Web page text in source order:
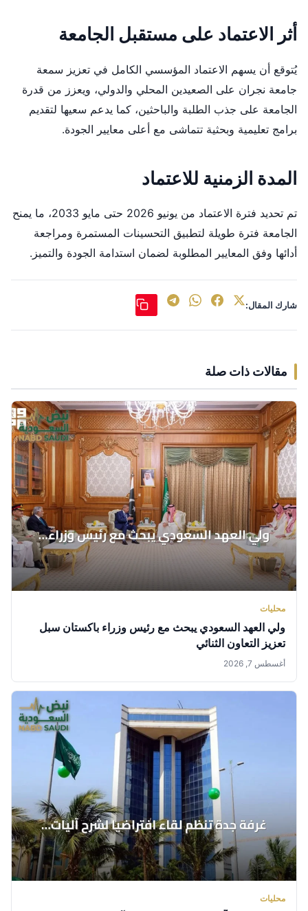
أثر الاعتماد على مستقبل الجامعة
يُتوقع أن يسهم الاعتماد المؤسسي الكامل في تعزيز سمعة
جامعة نجران على الصعيدين المحلي والدولي، ويعزز من قدرة
الجامعة على جذب الطلبة والباحثين، كما يدعم سعيها لتقديم
برامج تعليمية وبحثية تتماشى مع أعلى معايير الجودة.
المدة الزمنية للاعتماد
تم تحديد فترة الاعتماد من يونيو 2026 حتى مايو 2033، ما يمنح
الجامعة فترة طويلة لتطبيق التحسينات المستمرة ومراجعة
أدائها وفق المعايير المطلوبة لضمان استدامة الجودة والتميز.
شارك المقال:
مقالات ذات صلة
محليات
ولي العهد السعودي يبحث مع رئيس وزراء باكستان سبل
تعزيز التعاون الثنائي
أغسطس 7, 2026
محليات